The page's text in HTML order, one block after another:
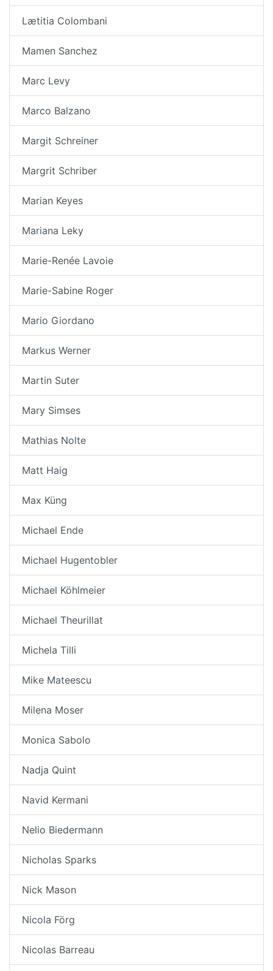
Lætitia Colombani
Mamen Sanchez
Marc Levy
Marco Balzano
Margit Schreiner
Margrit Schriber
Marian Keyes
Mariana Leky
Marie-Renée Lavoie
Marie-Sabine Roger
Mario Giordano
Markus Werner
Martin Suter
Mary Simses
Mathias Nolte
Matt Haig
Max Küng
Michael Ende
Michael Hugentobler
Michael Köhlmeier
Michael Theurillat
Michela Tilli
Mike Mateescu
Milena Moser
Monica Sabolo
Nadja Quint
Navid Kermani
Nelio Biedermann
Nicholas Sparks
Nick Mason
Nicola Förg
Nicolas Barreau